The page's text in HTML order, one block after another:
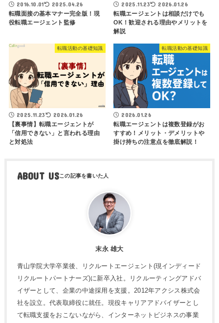
2016.10.01 2025.04.26
転職面接の基本マナー完全版！現
役転職エージェント監修
2025.11.23 2026.01.26
転職エージェントは相談だけでも
OK！歓迎される理由やメリットを
解説
転職活動の基礎知識
2025.11.23 2026.01.26
【裏事情】転職エージェントが
「信用できない」と言われる理由
と対処法
転職活動の基礎知識
2026.01.26
転職エージェントは複数登録がお
すすめ！メリット・デメリットや
掛け持ちの注意点を徹底解説！
ABOUT US
末永 雄大
青山学院大学卒業後、リクルートエージェント(現インディード
リクルートパートナーズ)に新卒入社。リクルーティングアドバ
イザーとして、企業の中途採用を支援。2012年アクシス株式会
社を設立。代表取締役に就任。現役キャリアアドバイザーとし
て転職支援をおこないながら、インターネットビジネスの事業